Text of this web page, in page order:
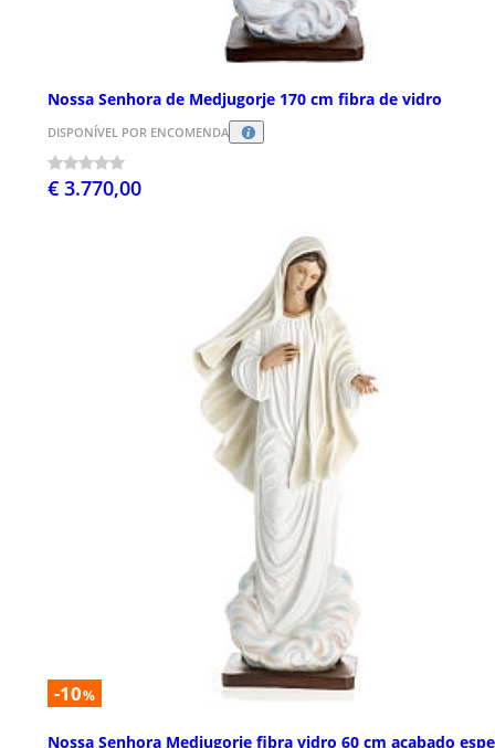
Nossa Senhora de Medjugorje 170 cm fibra de vidro
DISPONÍVEL POR ENCOMENDA
€ 3.770,00
-10%
Nossa Senhora Medjugorje fibra vidro 60 cm acabado